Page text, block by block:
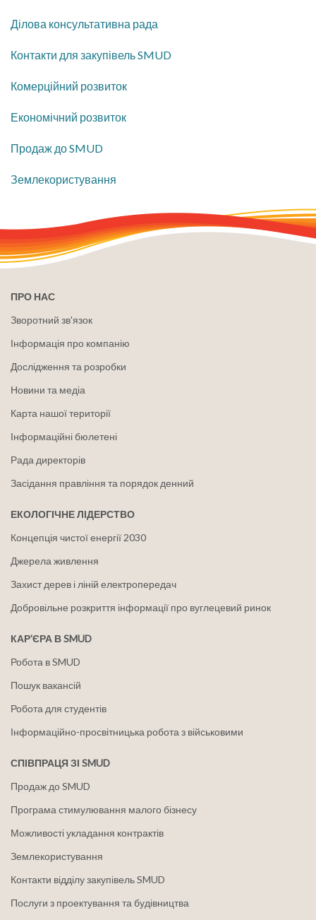
​Ділова консультативна рада
​Контакти для закупівель SMUD
Комерційний розвиток
​Економічний розвиток
​Продаж до SMUD
​Землекористування
ПРО НАС
Зворотний зв'язок
Інформація про компанію
Дослідження та розробки
Новини та медіа
Карта нашої території
Інформаційні бюлетені
Рада директорів
Засідання правління та порядок денний
ЕКОЛОГІЧНЕ ЛІДЕРСТВО
Концепція чистої енергії 2030
Джерела живлення
Захист дерев і ліній електропередач
Добровільне розкриття інформації про вуглецевий ринок
КАР'ЄРА В SMUD
Робота в SMUD
Пошук вакансій
Робота для студентів
Інформаційно-просвітницька робота з військовими
СПІВПРАЦЯ ЗІ SMUD
Продаж до SMUD
Програма стимулювання малого бізнесу
Можливості укладання контрактів
Землекористування
Контакти відділу закупівель SMUD
Послуги з проектування та будівництва